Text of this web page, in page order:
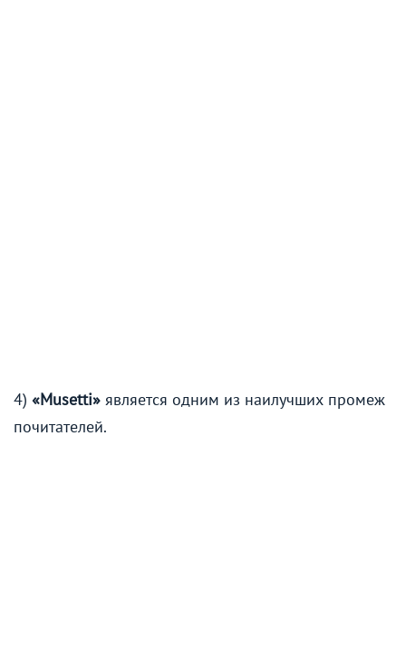
4) «Musetti» является одним из наилучших промеж
почитателей.